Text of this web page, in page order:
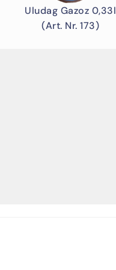
Uludag Gazoz 0,33l
(Art. Nr. 173)